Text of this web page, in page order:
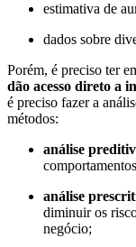
estimativa de
dados sobre
Porém, é preciso ter
dão acesso direto a
é preciso fazer a
métodos:
análise
análise
diminuir os
negócio;